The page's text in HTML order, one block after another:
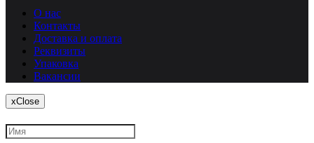
О нас
Контакты
Доставка и оплата
Реквизиты
Упаковка
Вакансии
xClose